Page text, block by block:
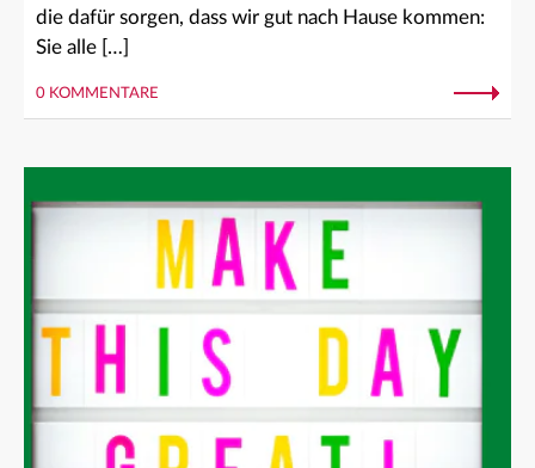
die dafür sorgen, dass wir gut nach Hause kommen:
Sie alle […]
0 KOMMENTARE